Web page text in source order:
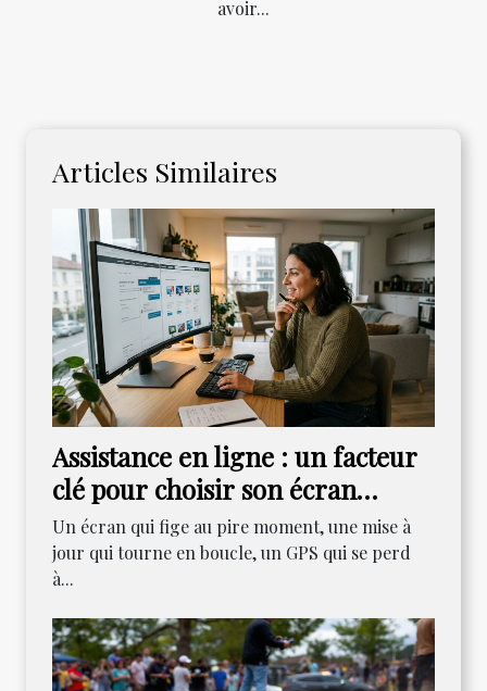
avoir...
Articles Similaires
Assistance en ligne : un facteur
clé pour choisir son écran
aujourd’hui ?
Un écran qui fige au pire moment, une mise à
jour qui tourne en boucle, un GPS qui se perd
à...